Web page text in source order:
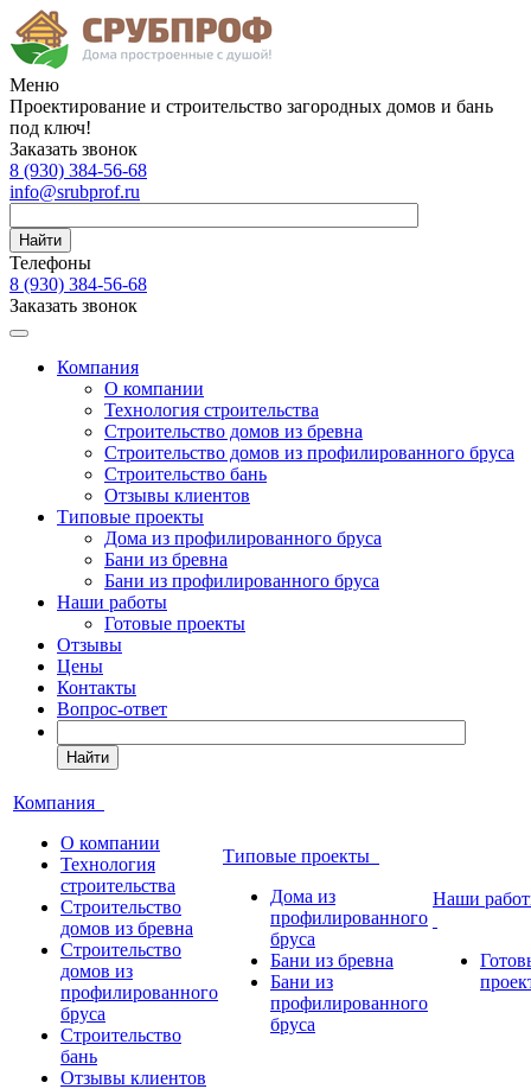
Меню
Проектирование и строительство загородных домов и бань
под ключ!
Заказать звонок
8 (930) 384-56-68
info@srubprof.ru
Найти
Телефоны
8 (930) 384-56-68
Заказать звонок
Компания
О компании
Технология строительства
Строительство домов из бревна
Строительство домов из профилированного бруса
Строительство бань
Отзывы клиентов
Типовые проекты
Дома из профилированного бруса
Бани из бревна
Бани из профилированного бруса
Наши работы
Готовые проекты
Отзывы
Цены
Контакты
Вопрос-ответ
Найти
Компания
О компании
Технология
строительства
Строительство
домов из бревна
Строительство
домов из
профилированного
бруса
Строительство
бань
Отзывы клиентов
Типовые проекты
Дома из
профилированного
бруса
Бани из бревна
Бани из
профилированного
бруса
Наши